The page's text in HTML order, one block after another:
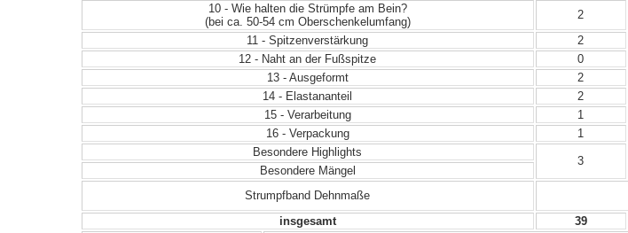
10 - Wie halten die Strümpfe am Bein?
(bei ca. 50-54 cm Oberschenkelumfang)
2
11 - Spitzenverstärkung
2
12 - Naht an der Fußspitze
0
13 - Ausgeformt
2
14 - Elastananteil
2
15 - Verarbeitung
1
16 - Verpackung
1
Besondere Highlights
3
Besondere Mängel
Strumpfband Dehnmaße
insgesamt
39